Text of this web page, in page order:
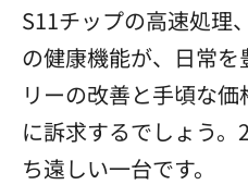
S11チップの高速処理
の健康機能が、日常
リーの改善と手頃な
に訴求するでしょう
ち遠しい一台です。